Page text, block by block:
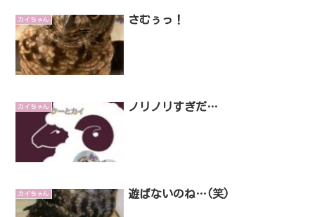
カイちゃん さむぅっ！
カイちゃん ノリノリすぎだ…
カイちゃん 遊ばないのね…(笑)